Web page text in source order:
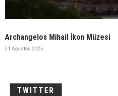
Archangelos Mihail İkon Müzesi
31 Ağustos 2025
TWITTER